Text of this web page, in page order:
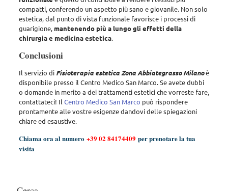
compatti, conferendo un aspetto più sano e giovanile. Non solo
estetica, dal punto di vista funzionale favorisce i processi di
guarigione, mantenendo più a lungo gli effetti della
chirurgia e medicina estetica.
Conclusioni
Il servizio di Fisioterapia estetica Zona Abbiategrasso Milanoè
disponibile presso il Centro Medico San Marco. Se avete dubbi
o domande in merito a dei trattamenti estetici che vorreste fare,
contattateci! Il Centro Medico San Marco può rispondere
prontamente alle vostre esigenze dandovi delle spiegazioni
chiare ed esaustive.
Chiama ora al numero +39 02 84174409per prenotare la tua
visita